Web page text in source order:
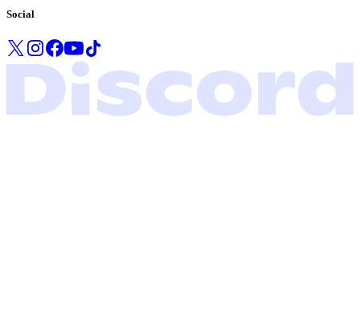
Social